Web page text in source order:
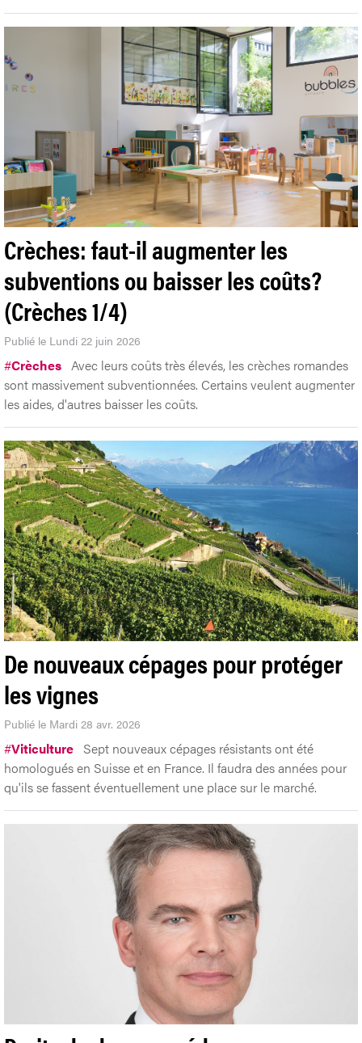
Crèches: faut-il augmenter les
subventions ou baisser les coûts?
(Crèches 1/4)
Publié le Lundi 22 juin 2026
#Crèches Avec leurs coûts très élevés, les crèches romandes
sont massivement subventionnées. Certains veulent augmenter
les aides, d'autres baisser les coûts.
De nouveaux cépages pour protéger
les vignes
Publié le Mardi 28 avr. 2026
#Viticulture Sept nouveaux cépages résistants ont été
homologués en Suisse et en France. Il faudra des années pour
qu'ils se fassent éventuellement une place sur le marché.